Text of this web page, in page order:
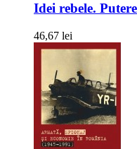
Idei rebele.
46,67 lei